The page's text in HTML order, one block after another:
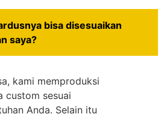
bisa disesuaikan
saya?
kami memproduksi
custom sesuai
Anda. Selain itu